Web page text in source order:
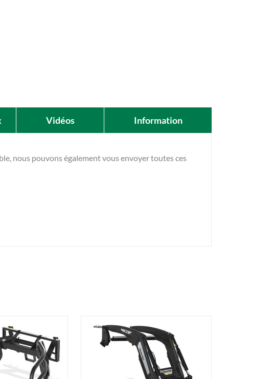
Vidéos Information
nous pouvons également vous envoyer toutes ces
DETAILS